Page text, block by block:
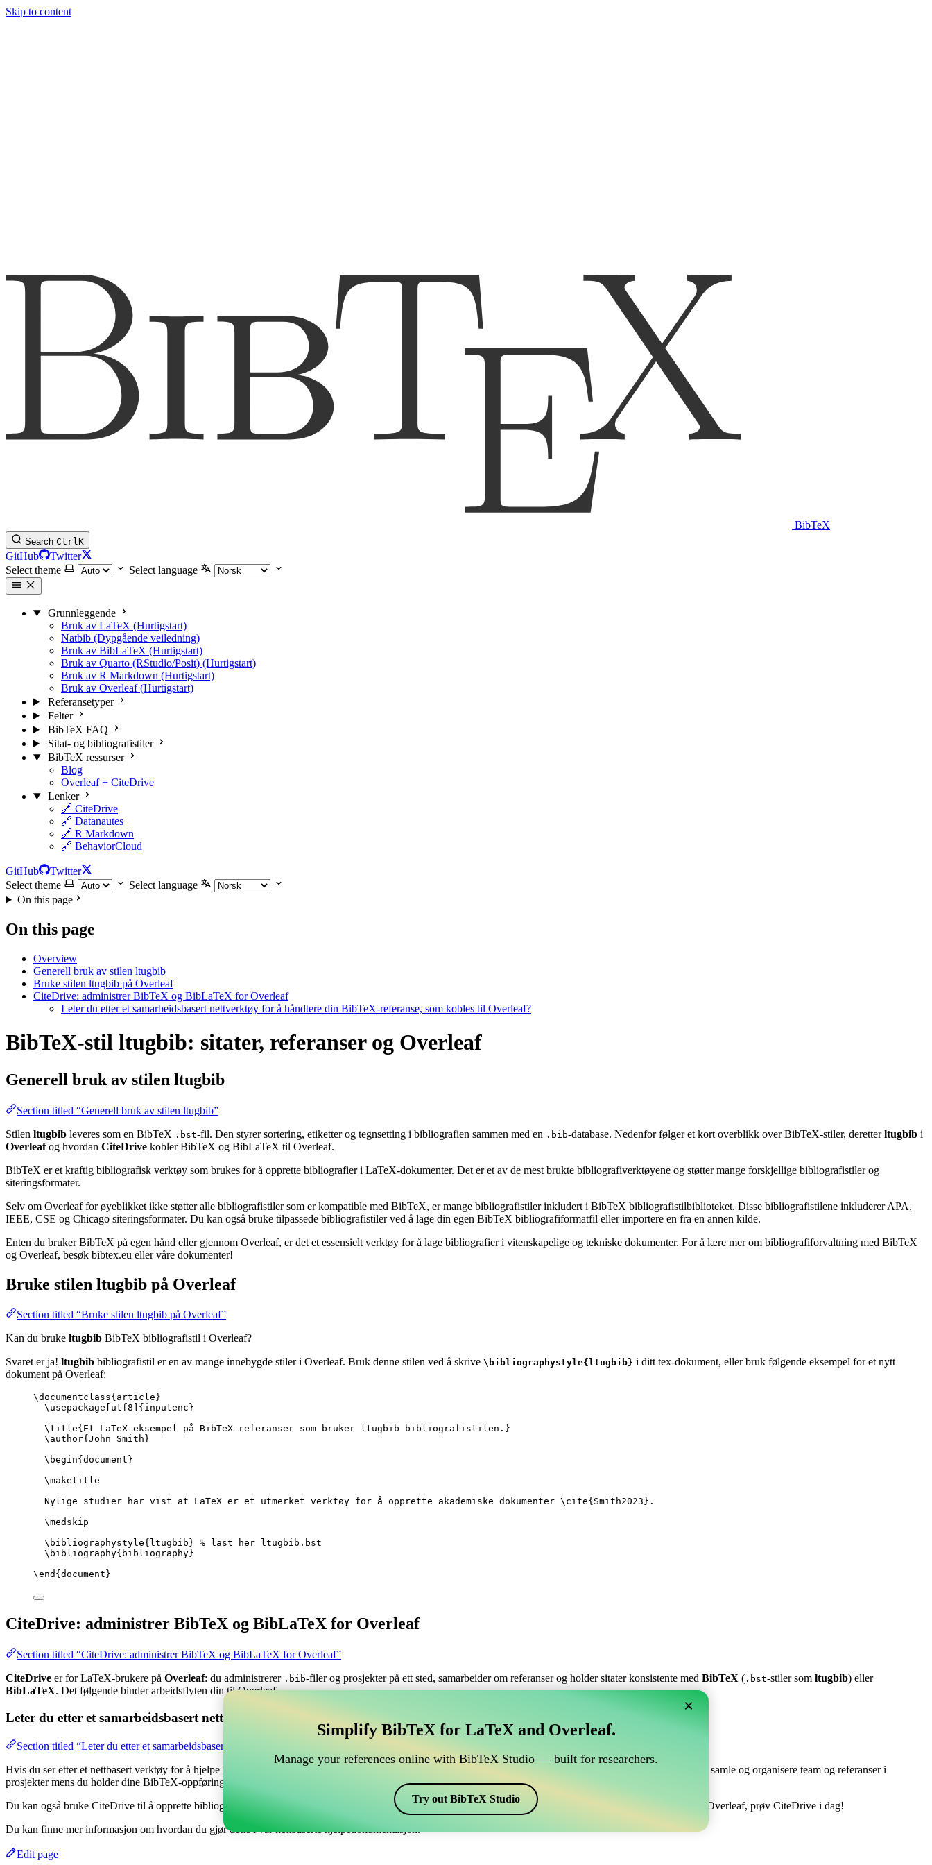
Skip to content
BibTeX
Search CtrlK
GitHub
Twitter
Select theme
Select language
Grunnleggende
Bruk av LaTeX (Hurtigstart)
Natbib (Dypgående veiledning)
Bruk av BibLaTeX (Hurtigstart)
Bruk av Quarto (RStudio/Posit) (Hurtigstart)
Bruk av R Markdown (Hurtigstart)
Bruk av Overleaf (Hurtigstart)
Referansetyper
Felter
BibTeX FAQ
Sitat- og bibliografistiler
BibTeX ressurser
Blog
Overleaf + CiteDrive
Lenker
🔗 CiteDrive
🔗 Datanautes
🔗 R Markdown
🔗 BehaviorCloud
GitHub
Twitter
Select theme
Select language
On this page
On this page
Overview
Generell bruk av stilen ltugbib
Bruke stilen ltugbib på Overleaf
CiteDrive: administrer BibTeX og BibLaTeX for Overleaf
Leter du etter et samarbeidsbasert nettverktøy for å håndtere din BibTeX-referanse, som kobles til Overleaf?
BibTeX-stil ltugbib: sitater, referanser og Overleaf
Generell bruk av stilen ltugbib
Section titled “Generell bruk av stilen ltugbib”
Stilen ltugbib leveres som en BibTeX .bst-fil. Den styrer sortering, etiketter og tegnsetting i bibliografien sammen med en .bib-database. Nedenfor følger et kort overblikk over BibTeX-stiler, deretterltugbib i
Overleafog hvordan CiteDrive kobler BibTeX og BibLaTeX til Overleaf.
BibTeX er et kraftig bibliografisk verktøy som brukes for å opprette bibliografier i LaTeX-dokumenter. Det er et av de mest brukte bibliografiverktøyene og støtter mange forskjellige bibliografistiler og
siteringsformater.
Selv om Overleaf for øyeblikket ikke støtter alle bibliografistiler som er kompatible med BibTeX, er mange bibliografistiler inkludert i BibTeX bibliografistilbiblioteket. Disse bibliografistilene inkluderer APA,
IEEE, CSE og Chicago siteringsformater. Du kan også bruke tilpassede bibliografistiler ved å lage din egen BibTeX bibliografiformatfil eller importere en fra en annen kilde.
Enten du bruker BibTeX på egen hånd eller gjennom Overleaf, er det et essensielt verktøy for å lage bibliografier i vitenskapelige og tekniske dokumenter. For å lære mer om bibliografiforvaltning med BibTeX
og Overleaf, besøk bibtex.eu eller våre dokumenter!
Bruke stilen ltugbib på Overleaf
Section titled “Bruke stilen ltugbib på Overleaf”
Kan du bruke ltugbib BibTeX bibliografistil i Overleaf?
Svaret er ja! ltugbib bibliografistil er en av mange innebygde stiler i Overleaf. Bruk denne stilen ved å skrive \bibliographystyle{ltugbib} i ditt tex-dokument, eller bruk følgende eksempel for et nytt
dokument på Overleaf:
\documentclass{ article }
\usepackage
utf8 ]{ inputenc }
\title{Et LaTeX-eksempel på BibTeX-referanser som bruker ltugbib bibliografistilen.}
\author{John Smith}
\begin{ document }
\maketitle
Nylige studier har vist at LaTeX er et utmerket verktøy for å opprette akademiske dokumenter \cite{ Smith2023 }.
\medskip
\bibliographystyle{ltugbib} % last her ltugbib.bst
\bibliography{bibliography}
\end { document }
CiteDrive: administrer BibTeX og BibLaTeX for Overleaf
Section titled “CiteDrive: administrer BibTeX og BibLaTeX for Overleaf”
CiteDrive er for LaTeX-brukere på Overleaf: du administrerer .bib-filer og prosjekter på ett sted, samarbeider om referanser og holder sitater konsistente med BibTeX ( .bst-stiler som ltugbib) eller
BibLaTeX. Det følgende binder arbeidsflyten din til Overleaf.
Leter du etter et samarbeidsbasert nettverktøy for å håndtere din BibTeX-referanse, som kobles til Overleaf?
Section titled “Leter du etter et samarbeidsbasert nettverktøy for å håndtere din BibTeX-referanse, som kobles til Overleaf?”
Hvis du ser etter et nettbasert verktøy for å hjelpe deg med å håndtere dine referanser, siteringer og bibliografi i Overleaf, kan CiteDrive være perfekt! Det lar deg samle og organisere team og referanser i
prosjekter mens du holder dine BibTeX-oppføringer oppdatert i ditt Overleaf-prosjekt.
Du kan også bruke CiteDrive til å opprette bibliografier og siteringer i ulike stiler, inkludert ltugbib. Så hvis du ser etter en enkel måte å håndtere din bibliografi i Overleaf, prøv CiteDrive i dag!
Du kan finne mer informasjon om hvordan du gjør dette i vår nettbaserte hjelpedokumentasjon.
Edit page
×
Simplify BibTeX for LaTeX and Overleaf.
Manage your references online with BibTeX Studio — built for researchers.
Try out BibTeX Studio